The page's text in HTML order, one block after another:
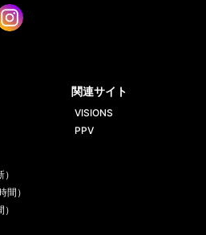
間）
関連サイト
VISIONS
PPV